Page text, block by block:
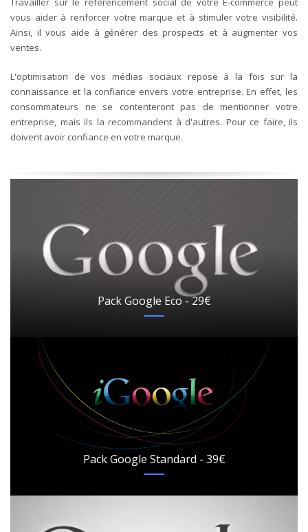
vous aider à renforcer votre marque et à stimuler votre visibilité.
Ainsi, il vous aide à générer des prospects et à augmenter vos
ventes.
L'optimisation de vos médias sociaux repose à la fois sur la
connaissance et la confiance envers votre entreprise. En effet, les
consommateurs ne se contenteront pas de mentionner votre
entreprise, mais ils la recommandent à d'autres. Pour ce faire, ils
doivent avoir confiance en votre marque.
Pack Google Eco - 29€
Pack Google Standard - 39€